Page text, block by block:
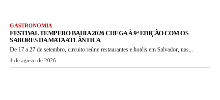
GASTRONOMIA
FESTIVAL TEMPERO BAHIA 2026 CHEGA À 9ª EDIÇÃO COM OS
SABORES DA MATA ATLÂNTICA
De 17 a 27 de setembro, circuito reúne restaurantes e hotéis em Salvador, nas...
4 de agosto de 2026